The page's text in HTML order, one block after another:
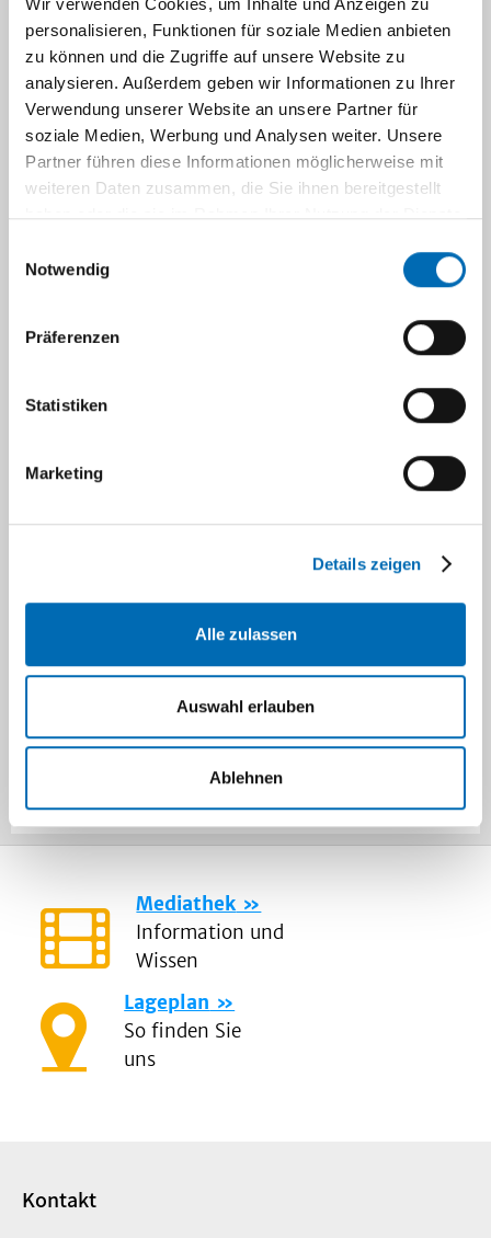
personalisieren, Funktionen für soziale Medien anbieten
zu können und die Zugriffe auf unsere Website zu
analysieren. Außerdem geben wir Informationen zu Ihrer
Verwendung unserer Website an unsere Partner für
soziale Medien, Werbung und Analysen weiter. Unsere
Partner führen diese Informationen möglicherweise mit
weiteren Daten zusammen, die Sie ihnen bereitgestellt
haben oder die sie im Rahmen Ihrer Nutzung der Dienste
Notwendig
Präferenzen
Statistiken
Marketing
Details zeigen
Alle zulassen
Auswahl erlauben
Ablehnen
Navigation
Team
Dr. med.
Velleuer-
duesseldorf.de
Hella
Doktorandin)
Mediathek
Information und
Wissen
Lageplan
So finden Sie
uns
Kontakt